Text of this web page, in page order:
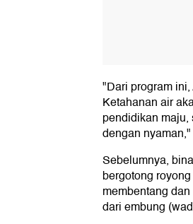
"Dari program
Ketahanan air
pendidikan
dengan
Sebelumnya,
bergotong
membentang
dari embung